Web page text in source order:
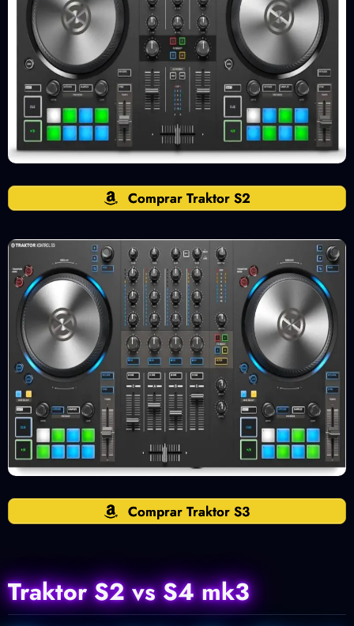
Comprar Traktor S2
Comprar Traktor S3
Traktor S2 vs S4 mk3